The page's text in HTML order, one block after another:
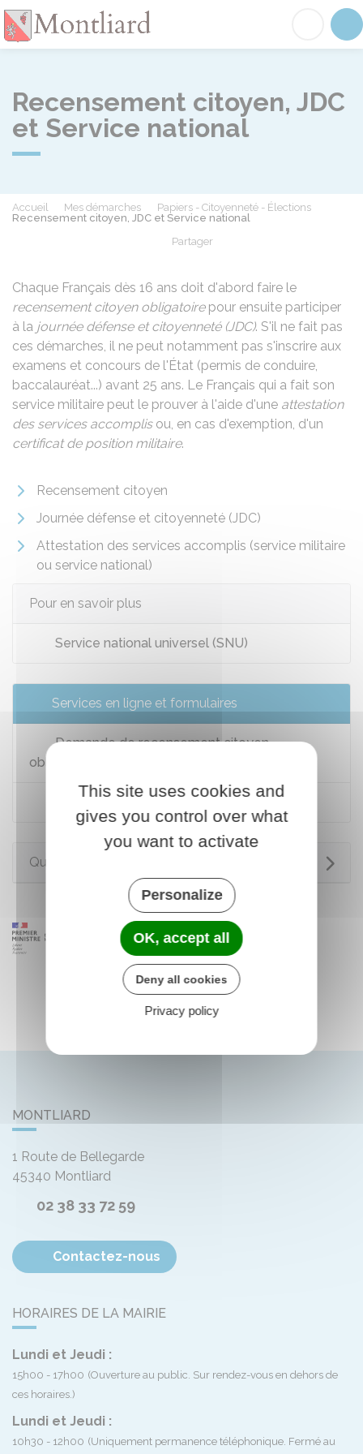
Recensement citoyen, JDC
et Service national
Accueil Mes démarches
Papiers - Citoyenneté - Élections
Recensement citoyen, JDC et Service national
Partager
Chaque Français dès 16 ans doit d'abord faire le
recensement citoyen obligatoirepour ensuite participer
à la journée défense et citoyenneté (JDC). S'il ne fait pas
ces démarches, il ne peut notamment pas s'inscrire aux
examens et concours de l'État (permis de conduire,
baccalauréat...) avant 25 ans. Le Français qui a fait son
service militaire peut le prouver à l'aide d'une attestation
des services accomplisou, en cas d'exemption, d'un
certificat de position militaire.
Recensement citoyen
Journée défense et citoyenneté (JDC)
Attestation des services accomplis (service militaire
ou service national)
Pour en savoir plus
Service national universel (SNU)
Services en ligne et formulaires
Demande de recensement citoyen
obligatoire
Ma Journée Défense et Citoyenneté
Questions ? Réponses !
MONTLIARD
1 Route de Bellegarde
45340 Montliard
02 38 33 72 59
Contactez-nous
HORAIRES DE LA MAIRIE
Lundi et Jeudi :
15h00 - 17h00 (Ouverture au public. Sur rendez-vous en dehors de
ces horaires.)
Lundi et Jeudi :
10h30 - 12h00 (Uniquement permanence téléphonique. Fermé au
This site uses cookies and
gives you control over what
you want to activate
Personalize
OK, accept all
Deny all cookies
Privacy policy